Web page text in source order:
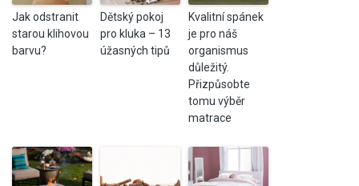
Jak odstranit
starou klihovou
barvu?
Dětský pokoj
pro kluka – 13
úžasných tipů
Kvalitní spánek
je pro náš
organismus
důležitý.
Přizpůsobte
tomu výběr
matrace